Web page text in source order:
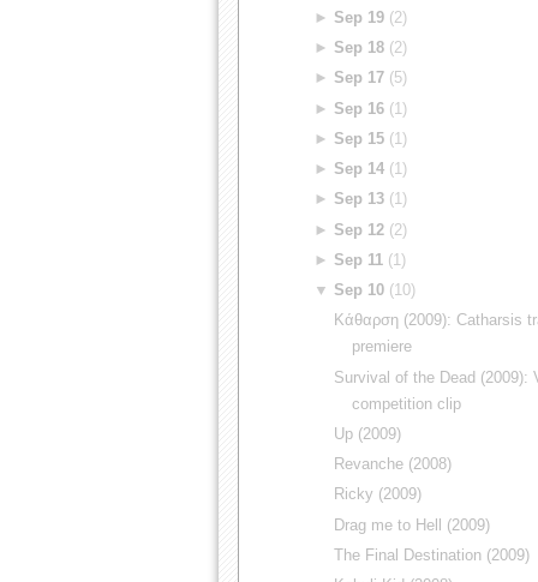
► Sep 19 (2)
► Sep 18 (2)
► Sep 17 (5)
► Sep 16 (1)
► Sep 15 (1)
► Sep 14 (1)
► Sep 13 (1)
► Sep 12 (2)
► Sep 11 (1)
▼ Sep 10 (10)
Κάθαρση (2009): Catharsis
premiere
Survival of the Dead (2009):
competition clip
Up (2009)
Revanche (2008)
Ricky (2009)
Drag me to Hell (2009)
The Final Destination (2009)